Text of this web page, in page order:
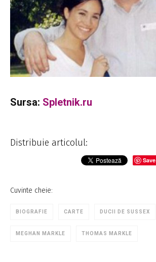
Sursa: Spletnik.ru
Distribuie articolul:
Save
Cuvinte cheie:
BIOGRAFIE CARTE DUCII DE SUSSEX
MEGHAN MARKLE THOMAS MARKLE